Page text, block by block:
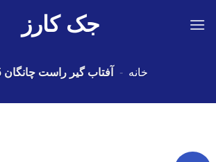
جک کارز
خانه - آفتاب گیر راست چانگان CS35